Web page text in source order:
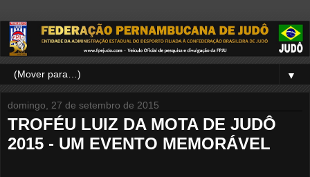
▼
domingo, 27 de setembro de 2015
TROFÉU LUIZ DA MOTA DE JUDÔ
2015 - UM EVENTO MEMORÁVEL